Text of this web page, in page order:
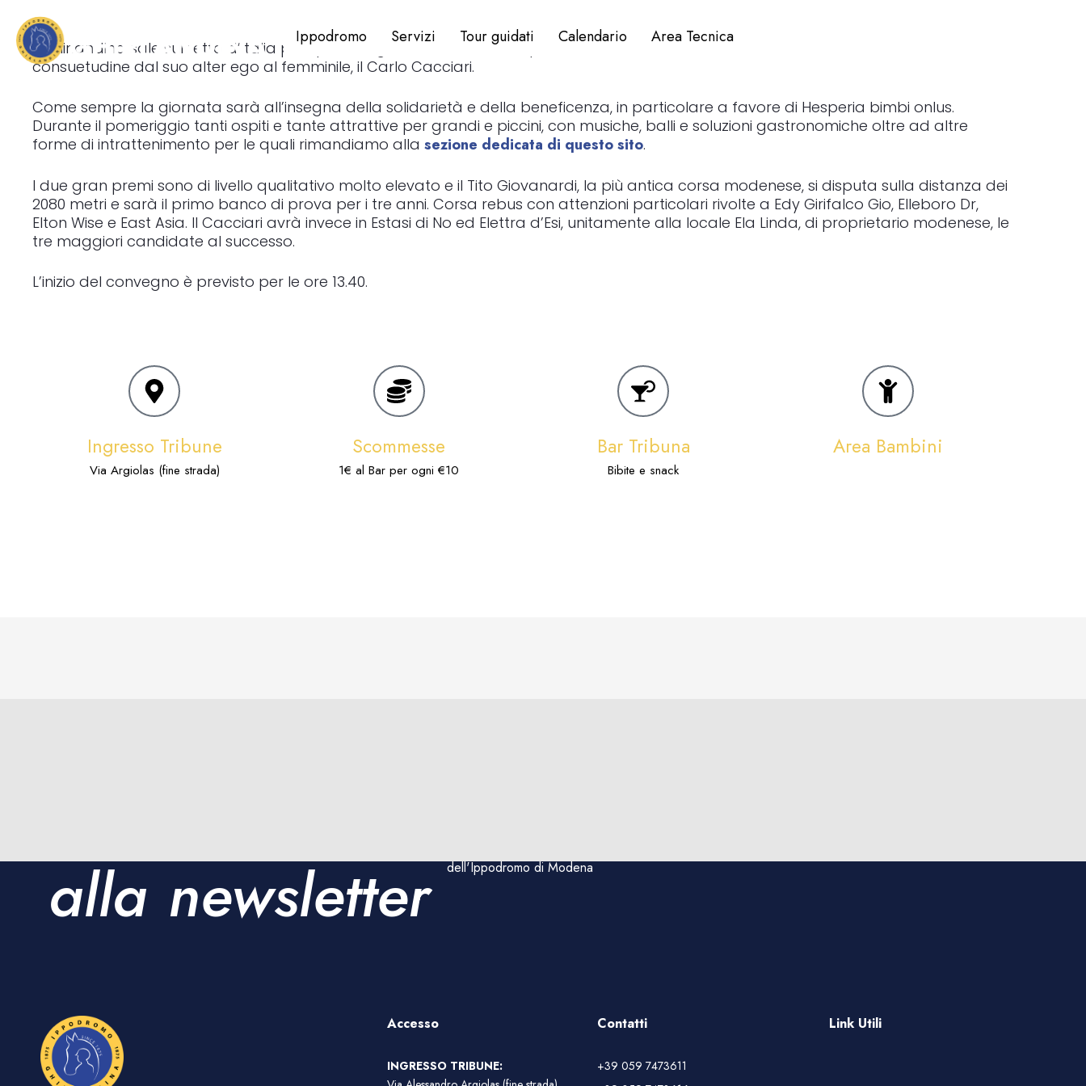
Ippodromo Servizi Tour guidati Calendario Area Tecnica
Il Ghirlandina sale sul tetto d’Italia per quanto riguarda il trotto. Si disputa infatti l’edizione 2023 del Tito Giovanardi, affiancato, come
consuetudine dal suo alter ego al femminile, il Carlo Cacciari.
Come sempre la giornata sarà all’insegna della solidarietà e della beneficenza, in particolare a favore di Hesperia bimbi onlus.
Durante il pomeriggio tanti ospiti e tante attrattive per grandi e piccini, con musiche, balli e soluzioni gastronomiche oltre ad altre
forme di intrattenimento per le quali rimandiamo alla sezione dedicata di questo sito.
I due gran premi sono di livello qualitativo molto elevato e il Tito Giovanardi, la più antica corsa modenese, si disputa sulla distanza dei
2080 metri e sarà il primo banco di prova per i tre anni. Corsa rebus con attenzioni particolari rivolte a Edy Girifalco Gio, Elleboro Dr,
Elton Wise e East Asia. Il Cacciari avrà invece in Estasi di No ed Elettra d’Esi, unitamente alla locale Ela Linda, di proprietario modenese, le
tre maggiori candidate al successo.
L’inizio del convegno è previsto per le ore 13.40.
Ingresso Tribune
Via Argiolas (fine strada)
Scommesse
1€ al Bar per ogni €10
Bar Tribuna
Bibite e snack
Area Bambini
alla newsletter
dell'Ippodromo di Modena
Accesso
INGRESSO TRIBUNE:
Contatti
+39 059 7473611
Link Utili